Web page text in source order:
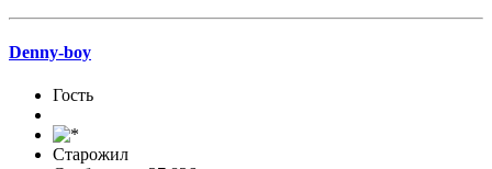
Denny-boy
Гость
Старожил